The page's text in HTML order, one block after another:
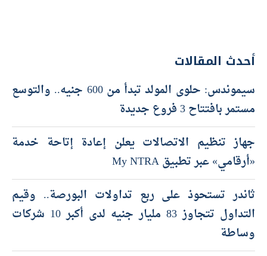
أحدث المقالات
سيموندس: حلوى المولد تبدأ من 600 جنيه.. والتوسع
مستمر بافتتاح 3 فروع جديدة
جهاز تنظيم الاتصالات يعلن إعادة إتاحة خدمة
«أرقامي» عبر تطبيق My NTRA
ثاندر تستحوذ على ربع تداولات البورصة.. وقيم
التداول تتجاوز 83 مليار جنيه لدى أكبر 10 شركات
وساطة